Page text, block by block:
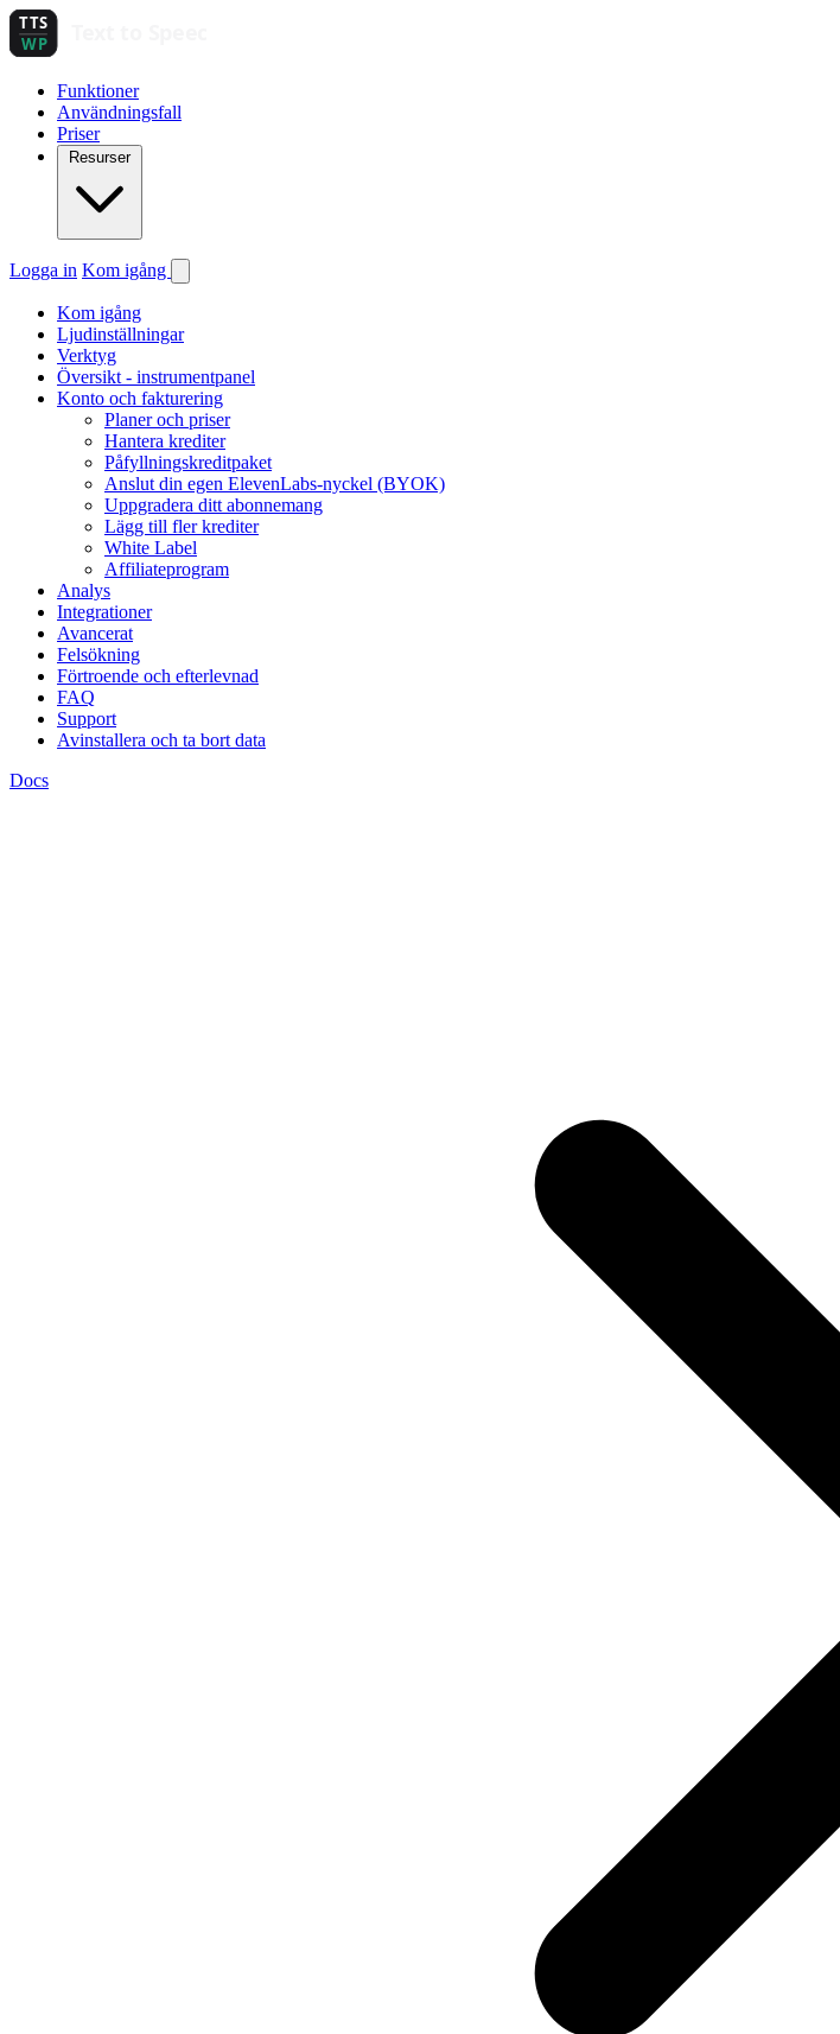
Funktioner
Användningsfall
Priser
Resurser
Logga in Kom igång
Kom igång
Ljudinställningar
Verktyg
Översikt - instrumentpanel
Konto och fakturering
Planer och priser
Hantera krediter
Påfyllningskreditpaket
Anslut din egen ElevenLabs-nyckel (BYOK)
Uppgradera ditt abonnemang
Lägg till fler krediter
White Label
Affiliateprogram
Analys
Integrationer
Avancerat
Felsökning
Förtroende och efterlevnad
FAQ
Support
Avinstallera och ta bort data
Docs